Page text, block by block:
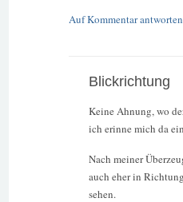
Auf Kommentar antworten
Blickrichtung
Keine Ahnung, wo
ich erinne mich da
Nach meiner
auch eher in
sehen.